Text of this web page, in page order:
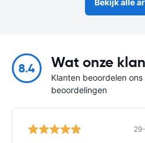
Bekijk alle
8.4 Wat onze
Klanten beoordelen
beoordelingen